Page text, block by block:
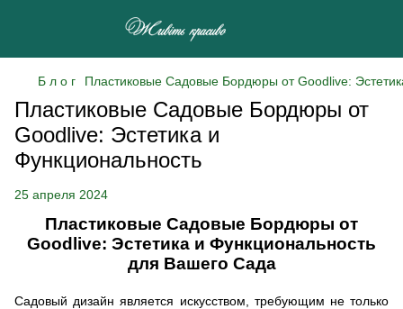
Б л о г Пластиковые Садовые Бордюры от Goodlive:
Пластиковые Садовые Бордюры от
Goodlive: Эстетика и
Функциональность
25 апреля 2024
Пластиковые Садовые Бордюры от
Goodlive: Эстетика и Функциональность
для Вашего Сада
Садовый дизайн является искусством, требующим не только